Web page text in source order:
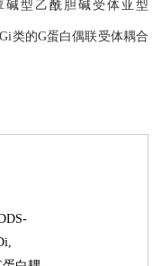
型乙酰胆碱受体亚型
类的G蛋白偶联受体耦合